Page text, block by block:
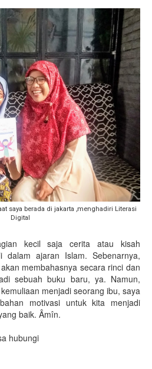
saya berada di jakarta ,menghadiri Literasi
Digital
kecil saja cerita atau kisah
dalam ajaran Islam. Sebenarnya,
membahasnya secara rinci dan
sebuah buku baru, ya. Namun,
menjadi seorang ibu, saya
motivasi untuk kita menjadi
baik. Âmîn.
hubungi